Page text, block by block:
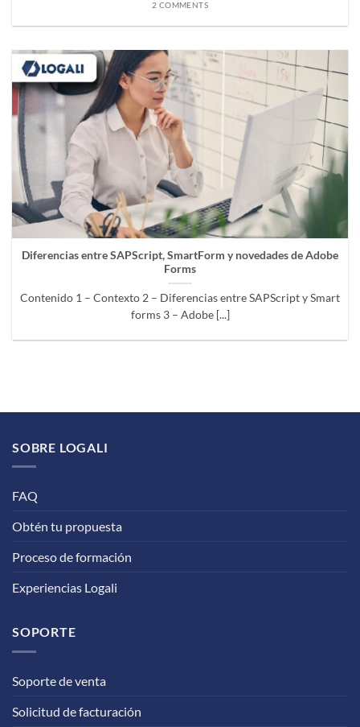
2 COMMENTS
Diferencias entre SAPScript, SmartForm y novedades de Adobe
Forms
Contenido 1 – Contexto 2 – Diferencias entre SAPScript y Smart
forms 3 – Adobe [...]
SOBRE LOGALI
FAQ
Obtén tu propuesta
Proceso de formación
Experiencias Logali
SOPORTE
Soporte de venta
Solicitud de facturación